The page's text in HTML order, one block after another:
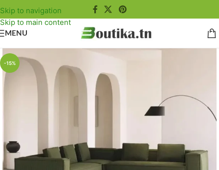
Skip to navigation
Skip to main content
MENU
-15%